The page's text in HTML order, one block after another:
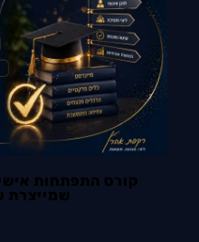
קורס התפתחות
שמייצרת